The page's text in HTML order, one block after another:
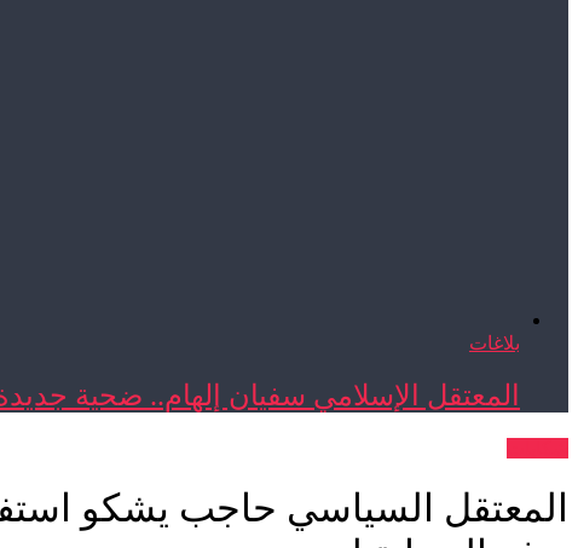
بلاغات
المعتقل الإسلامي سفيان إلهام.. ضحية
المعتقل السياسي حاجب يشكو